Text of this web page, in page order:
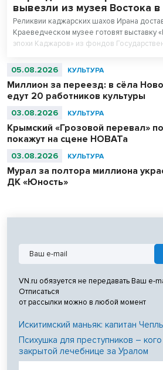
вывезли из музея Востока
Реликвии каджарских шахов Ирана
Краеведческом музее готовят выставку
эпохи Каджаров» из фондов
сотканный для последнего шаха династии
05.08.2026 КУЛЬТУРА
Миллион за переезд: в сёла
едут 20 работников культуры
03.08.2026 КУЛЬТУРА
Крымский «Грозовой перевал»
покажут на сцене НОВАТа
03.08.2026 КУЛЬТУРА
Мурал за полтора миллиона
ДК «Юность»
VN.ru обязуется не передавать Ваш e-
Отписаться
от рассылки можно в любой момент
Искитимский маньяк: капитан
Психушка для преступников –
закрытой лечебнице за Уралом